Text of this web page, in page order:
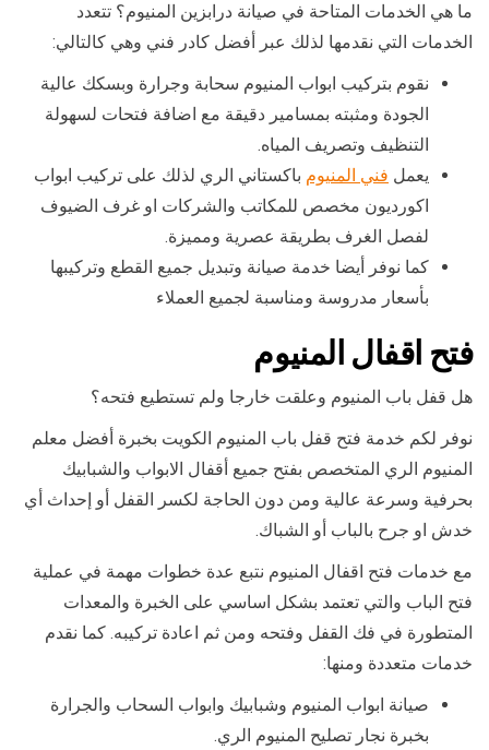
ما هي الخدمات المتاحة في صيانة درابزين المنيوم؟ تتعدد
الخدمات التي نقدمها لذلك عبر أفضل كادر فني وهي كالتالي:
نقوم بتركيب ابواب المنيوم سحابة وجرارة وبسكك عالية
الجودة ومثبته بمسامير دقيقة مع اضافة فتحات لسهولة
التنظيف وتصريف المياه.
يعمل فني المنيوم باكستاني الري لذلك على تركيب ابواب
اكورديون مخصص للمكاتب والشركات او غرف الضيوف
لفصل الغرف بطريقة عصرية ومميزة.
كما نوفر أيضا خدمة صيانة وتبديل جميع القطع وتركيبها
بأسعار مدروسة ومناسبة لجميع العملاء
فتح اقفال المنيوم
هل قفل باب المنيوم وعلقت خارجا ولم تستطيع فتحه؟
نوفر لكم خدمة فتح قفل باب المنيوم الكويت بخبرة أفضل معلم
المنيوم الري المتخصص بفتح جميع أقفال الابواب والشبابيك
بحرفية وسرعة عالية ومن دون الحاجة لكسر القفل أو إحداث أي
خدش او جرح بالباب أو الشباك.
مع خدمات فتح اقفال المنيوم نتبع عدة خطوات مهمة في عملية
فتح الباب والتي تعتمد بشكل اساسي على الخبرة والمعدات
المتطورة في فك القفل وفتحه ومن ثم اعادة تركيبه. كما نقدم
خدمات متعددة ومنها:
صيانة ابواب المنيوم وشبابيك وابواب السحاب والجرارة
بخبرة نجار تصليح المنيوم الري.